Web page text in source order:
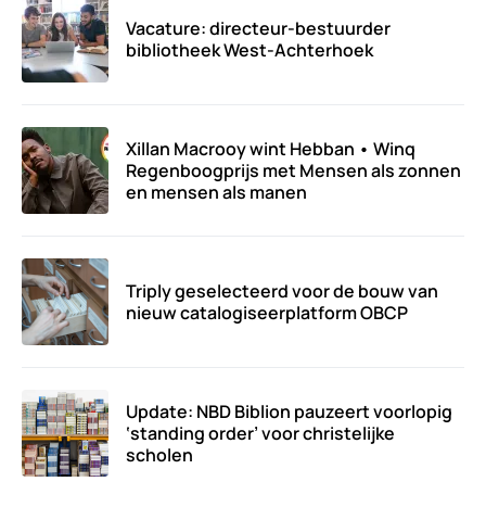
Vacature: directeur-bestuurder
bibliotheek West-Achterhoek
Xillan Macrooy wint Hebban • Winq
Regenboogprijs met Mensen als zonnen
en mensen als manen
Triply geselecteerd voor de bouw van
nieuw catalogiseerplatform OBCP
Update: NBD Biblion pauzeert voorlopig
‘standing order’ voor christelijke
scholen